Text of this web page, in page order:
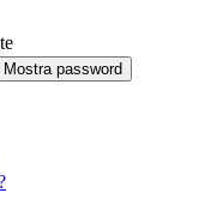
Mostra password